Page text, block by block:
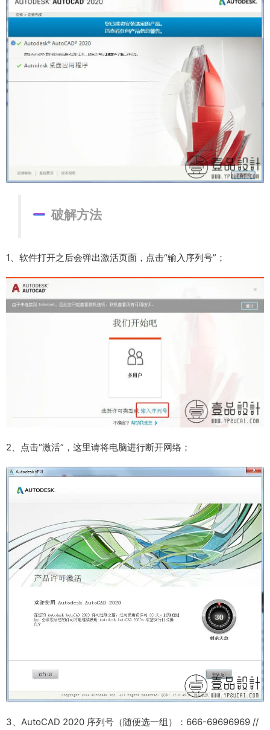
破解方法
1、软件打开之后会弹出激活页面，点击“输入序列号”；
2、点击“激活”，这里请将电脑进行断开网络；
3、AutoCAD 2020 序列号（随便选一组）：666-69696969 //